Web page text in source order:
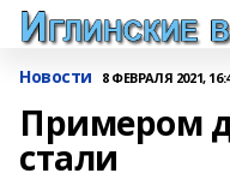
Новости 8 ФЕВРАЛЯ 2021,
Примером
стали